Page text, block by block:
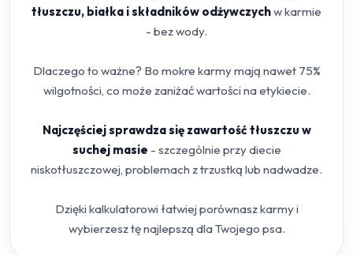
tłuszczu, białka i składników odżywczychw karmie
- bez wody.
Dlaczego to ważne? Bo mokre karmy mają nawet 75%
wilgotności, co może zaniżać wartości na etykiecie.
Najczęściej sprawdza się zawartość tłuszczu w
suchej masie - szczególnie przy diecie
niskotłuszczowej, problemach z trzustką lub nadwadze.
Dzięki kalkulatorowi łatwiej porównasz karmy i
wybierzesz tę najlepszą dla Twojego psa.